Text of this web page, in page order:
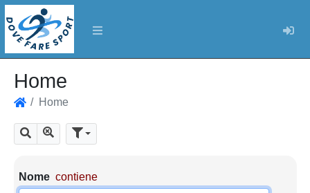
Home
Home
Cerca Mostra tutti i risultati
Parametri di ricerca
Nome contiene